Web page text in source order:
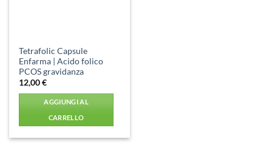
Tetrafolic Capsule
Enfarma | Acido folico
PCOS gravidanza
12,00€
AGGIUNGI AL
CARRELLO